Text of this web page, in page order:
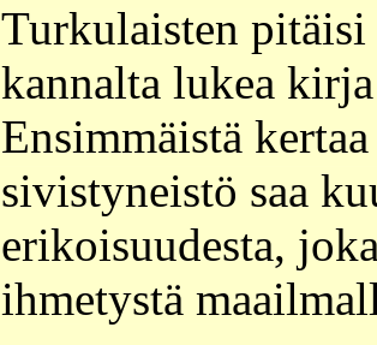
Turkulaisten pitäisi
kannalta lukea
Ensimmäistä
sivistyneistö saa
erikoisuudesta,
ihmetystä